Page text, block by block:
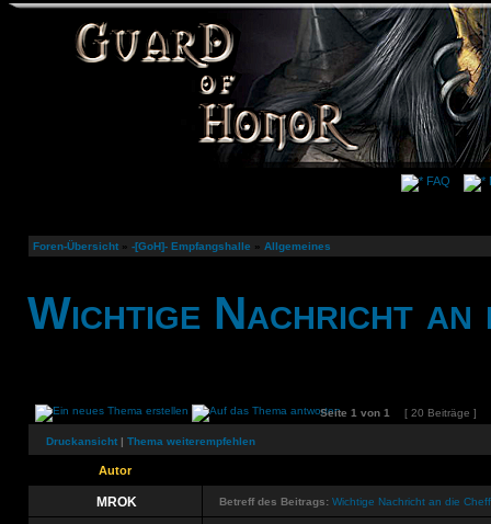
FAQ
Foren-Übersicht » -[GoH]- Empfangshalle » Allgemeines
Wichtige Nachricht an
Seite 1 von 1 [ 20 Beiträge ]
Druckansicht | Thema weiterempfehlen
Autor
MROK Betreff des Beitrags: Wichtige Nachricht an die